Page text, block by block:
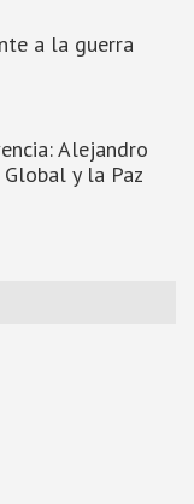
a la guerra
Alejandro
y la Paz